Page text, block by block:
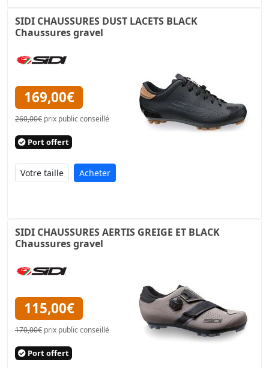
SIDI CHAUSSURES DUST LACETS BLACK
Chaussures gravel
169,00€
260,00€ prix public conseillé
Port offert
Acheter
SIDI CHAUSSURES AERTIS GREIGE ET BLACK
Chaussures gravel
115,00€
170,00€ prix public conseillé
Port offert